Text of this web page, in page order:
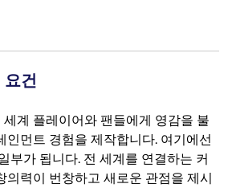
요건
계 플레이어와 팬들에게 영감을 불
인먼트 경험을 제작합니다. 여기에선
부가 됩니다. 전 세계를 연결하는 커
의력이 번창하고 새로운 관점을 제시